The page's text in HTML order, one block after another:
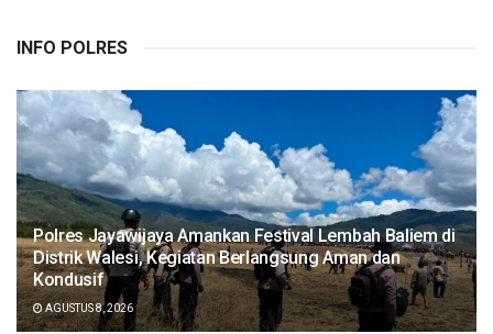
INFO POLRES
Polres Jayawijaya Amankan Festival Lembah Baliem di
Distrik Walesi, Kegiatan Berlangsung Aman dan
Kondusif
AGUSTUS 8, 2026